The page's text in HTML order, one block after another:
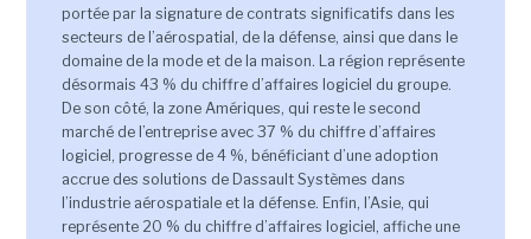
portée par la signature de contrats significatifs dans les
secteurs de l’aérospatial, de la défense, ainsi que dans le
domaine de la mode et de la maison. La région représente
désormais 43 % du chiffre d’affaires logiciel du groupe.
De son côté, la zone Amériques, qui reste le second
marché de l’entreprise avec 37 % du chiffre d’affaires
logiciel, progresse de 4 %, bénéficiant d’une adoption
accrue des solutions de Dassault Systèmes dans
l’industrie aérospatiale et la défense. Enfin, l’Asie, qui
représente 20 % du chiffre d’affaires logiciel, affiche une